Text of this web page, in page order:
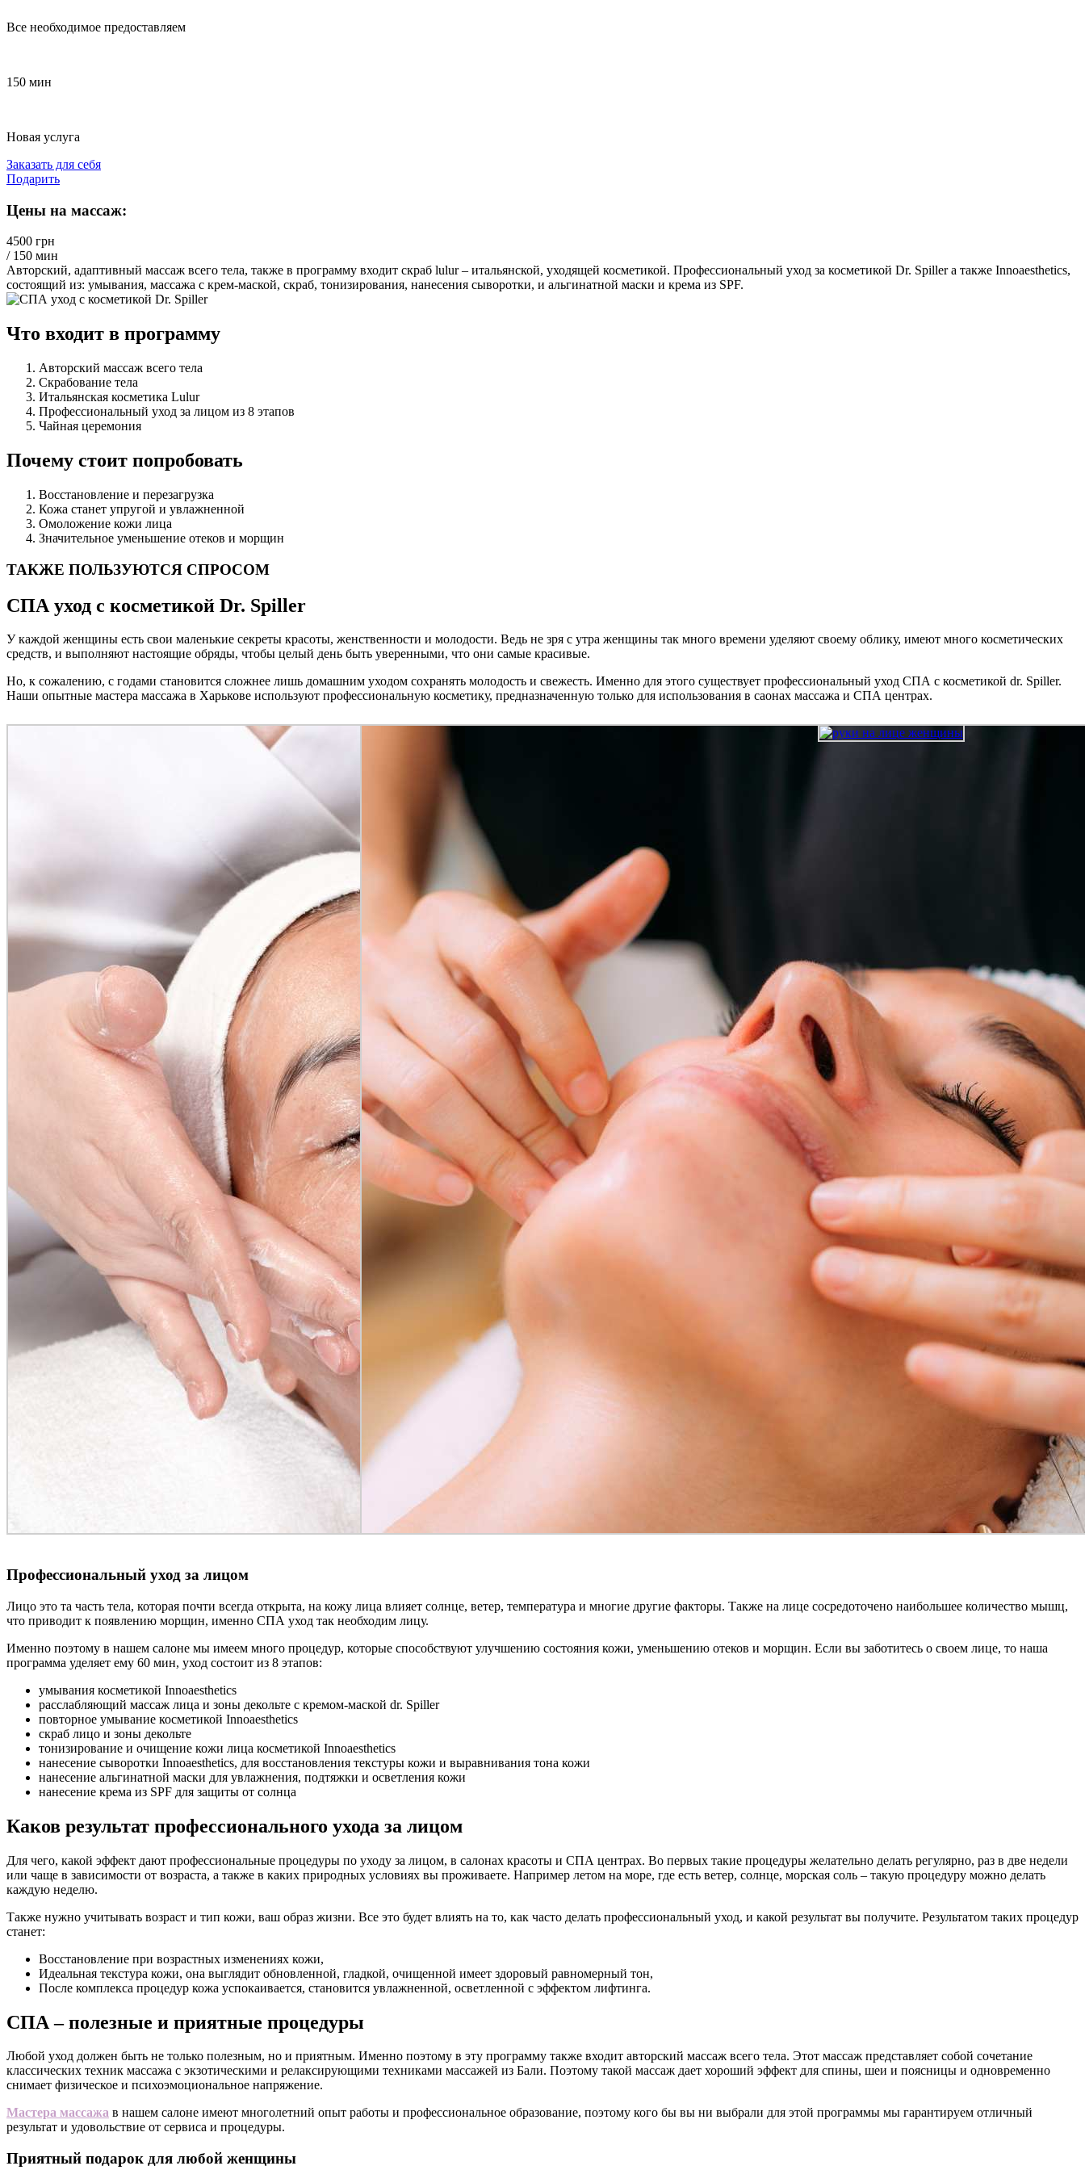
Все необходимое предоставляем
150 мин
Новая услуга
Заказать для себя
Подарить
Цены на массаж:
4500 грн
/ 150 мин
Авторский, адаптивный массаж всего тела, также в программу входит скраб lulur – итальянской, уходящей косметикой. Профессиональный уход за косметикой Dr. Spiller а также Innoaesthetics,
состоящий из: умывания, массажа с крем-маской, скраб, тонизирования, нанесения сыворотки, и альгинатной маски и крема из SPF.
Что входит в программу
Авторский массаж всего тела
Скрабование тела
Итальянская косметика Lulur
Профессиональный уход за лицом из 8 этапов
Чайная церемония
Почему стоит попробовать
Восстановление и перезагрузка
Кожа станет упругой и увлажненной
Омоложение кожи лица
Значительное уменьшение отеков и морщин
ТАКЖЕ ПОЛЬЗУЮТСЯ СПРОСОМ
СПА уход с косметикой Dr. Spiller
У каждой женщины есть свои маленькие секреты красоты, женственности и молодости. Ведь не зря с утра женщины так много времени уделяют своему облику, имеют много косметических
средств, и выполняют настоящие обряды, чтобы целый день быть уверенными, что они самые красивые.
Но, к сожалению, с годами становится сложнее лишь домашним уходом сохранять молодость и свежесть. Именно для этого существует профессиональный уход СПА с косметикой dr. Spiller.
Наши опытные мастера массажа в Харькове используют профессиональную косметику, предназначенную только для использования в саонах массажа и СПА центрах.
Профессиональный уход за лицом
Лицо это та часть тела, которая почти всегда открыта, на кожу лица влияет солнце, ветер, температура и многие другие факторы. Также на лице сосредоточено наибольшее количество мышц,
что приводит к появлению морщин, именно СПА уход так необходим лицу.
Именно поэтому в нашем салоне мы имеем много процедур, которые способствуют улучшению состояния кожи, уменьшению отеков и морщин. Если вы заботитесь о своем лице, то наша
программа уделяет ему 60 мин, уход состоит из 8 этапов:
умывания косметикой Innoaesthetics
расслабляющий массаж лица и зоны декольте с кремом-маской dr. Spiller
повторное умывание косметикой Innoaesthetics
скраб лицо и зоны декольте
тонизирование и очищение кожи лица косметикой Innoaesthetics
нанесение сыворотки Innoaesthetics, для восстановления текстуры кожи и выравнивания тона кожи
нанесение альгинатной маски для увлажнения, подтяжки и осветления кожи
нанесение крема из SPF для защиты от солнца
Каков результат профессионального ухода за лицом
Для чего, какой эффект дают профессиональные процедуры по уходу за лицом, в салонах красоты и СПА центрах. Во первых такие процедуры желательно делать регулярно, раз в две недели
или чаще в зависимости от возраста, а также в каких природных условиях вы проживаете. Например летом на море, где есть ветер, солнце, морская соль – такую процедуру можно делать
каждую неделю.
Также нужно учитывать возраст и тип кожи, ваш образ жизни. Все это будет влиять на то, как часто делать профессиональный уход, и какой результат вы получите. Результатом таких процедур
станет:
Восстановление при возрастных изменениях кожи,
Идеальная текстура кожи, она выглядит обновленной, гладкой, очищенной имеет здоровый равномерный тон,
После комплекса процедур кожа успокаивается, становится увлажненной, осветленной с эффектом лифтинга.
СПА – полезные и приятные процедуры
Любой уход должен быть не только полезным, но и приятным. Именно поэтому в эту программу также входит авторский массаж всего тела. Этот массаж представляет собой сочетание
классических техник массажа с экзотическими и релаксирующими техниками массажей из Бали. Поэтому такой массаж дает хороший эффект для спины, шеи и поясницы и одновременно
снимает физическое и психоэмоциональное напряжение.
Мастера массажа в нашем салоне имеют многолетний опыт работы и профессиональное образование, поэтому кого бы вы ни выбрали для этой программы мы гарантируем отличный
результат и удовольствие от сервиса и процедуры.
Приятный подарок для любой женщины